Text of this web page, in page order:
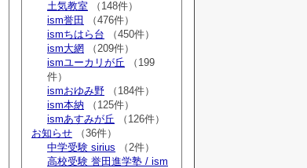
土気教室 （148件）
ism誉田
（476件）
ismちはら台 （450件）
ism大網 （209件）
ismユーカリが丘 （199
件）
ismおゆみ野 （184件）
ism本納 （125件）
ismあすみが丘 （126件）
お知らせ （36件）
中学受験 sirius （2件）
高校受験 誉田進学塾 / ism